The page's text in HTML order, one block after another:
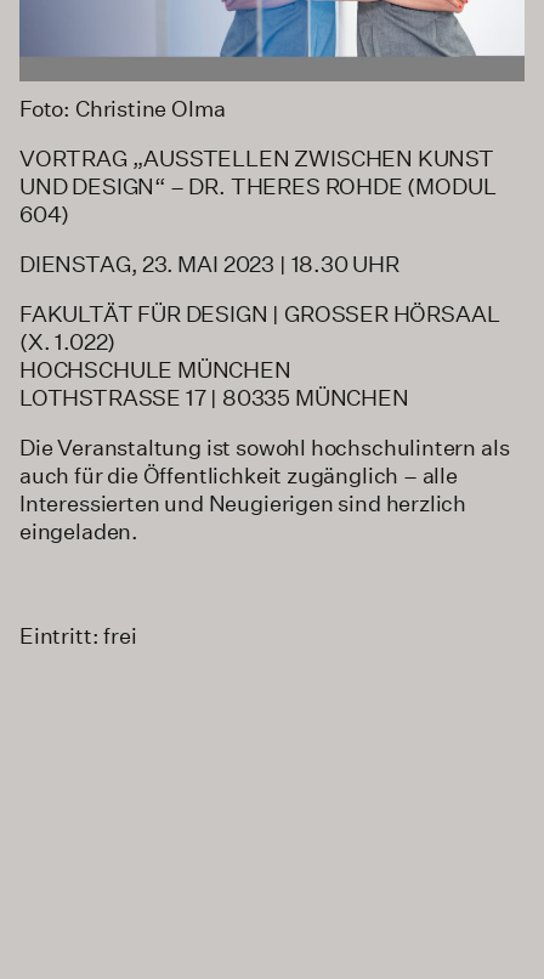
Foto: Christine Olma
VORTRAG „AUSSTELLEN ZWISCHEN KUNST
UND DESIGN“ – DR. THERES ROHDE (MODUL
604)
DIENSTAG, 23. MAI 2023 | 18.30 UHR
FAKULTÄT FÜR DESIGN | GROSSER HÖRSAAL
(X. 1.022)
HOCHSCHULE MÜNCHEN
LOTHSTRASSE 17 | 80335 MÜNCHEN
Die Veranstaltung ist sowohl hochschulintern als
auch für die Öffentlichkeit zugänglich – alle
Interessierten und Neugierigen sind herzlich
eingeladen.
Eintritt: frei